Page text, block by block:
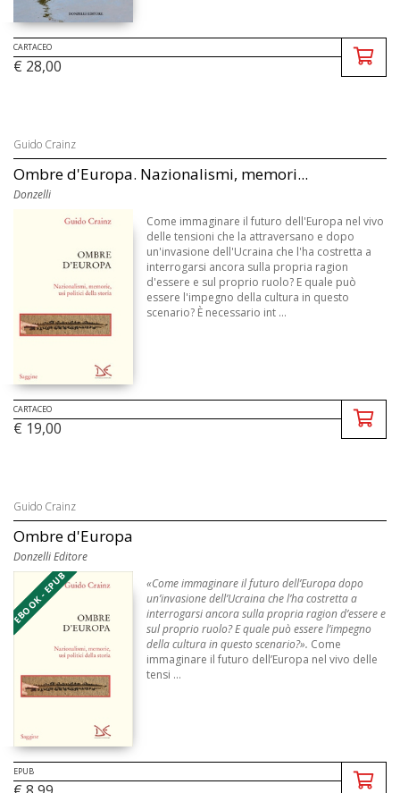
CARTACEO
€ 28,00
Guido Crainz
Ombre d'Europa. Nazionalismi, memori...
Donzelli
Come immaginare il futuro dell'Europa nel vivo
delle tensioni che la attraversano e dopo
un'invasione dell'Ucraina che l'ha costretta a
interrogarsi ancora sulla propria ragion
d'essere e sul proprio ruolo? E quale può
essere l'impegno della cultura in questo
scenario? È necessario int ...
CARTACEO
€ 19,00
Guido Crainz
Ombre d'Europa
Donzelli Editore
EBOOK - EPUB
«Come immaginare il futuro dell’Europa dopo
un’invasione dell’Ucraina che l’ha costretta a
interrogarsi ancora sulla propria ragion d’essere e
sul proprio ruolo? E quale può essere l’impegno
della cultura in questo scenario?». Come
immaginare il futuro dell’Europa nel vivo delle
tensi ...
EPUB